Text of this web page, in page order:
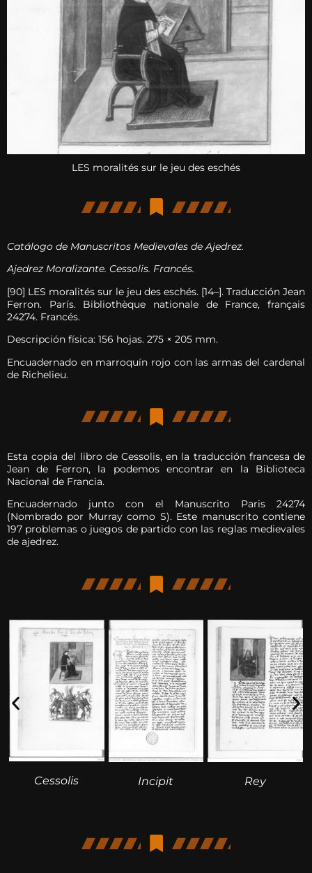
LES moralités sur le jeu des eschés
Catálogo de Manuscritos Medievales de Ajedrez.
Ajedrez Moralizante. Cessolis. Francés.
[90] LES moralités sur le jeu des eschés. [14–]. Traducción Jean
Ferron. París. Bibliothèque nationale de France, français
24274. Francés.
Descripción física: 156 hojas. 275 × 205 mm.
Encuadernado en marroquín rojo con las armas del cardenal
de Richelieu.
Esta copia del libro de Cessolis, en la traducción francesa de
Jean de Ferron, la podemos encontrar en la Biblioteca
Nacional de Francia.
Encuadernado junto con el Manuscrito Paris 24274
(Nombrado por Murray como S). Este manuscrito contiene
197 problemas o juegos de partido con las reglas medievales
de ajedrez.
Cessolis Incipit Rey